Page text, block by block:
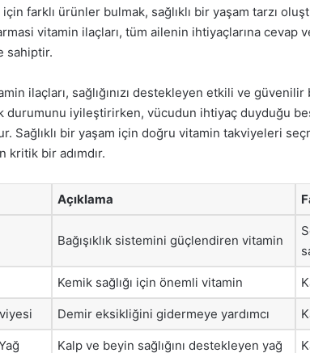
farklı ürünler bulmak, sağlıklı bir yaşam tarzı
vitamin ilaçları, tüm ailenin ihtiyaçlarına cevap
sahiptir.
ilaçları, sağlığınızı destekleyen etkili ve
durumunu iyileştirirken, vücudun ihtiyaç duyduğu
Sağlıklı bir yaşam için doğru vitamin takviyeleri
kritik bir adımdır.
Açıklama
Bağışıklık sistemini güçlendiren vitamin
Kemik sağlığı için önemli vitamin
Demir eksikliğini gidermeye yardımcı
Kalp ve beyin sağlığını destekleyen yağ